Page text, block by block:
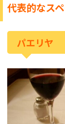
代表的なス
パエリヤ